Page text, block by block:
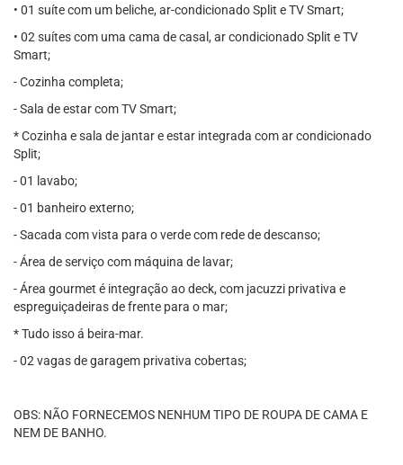
• 01 suíte com um beliche, ar-condicionado Split e TV Smart;
• 02 suítes com uma cama de casal, ar condicionado Split e TV
Smart;
- Cozinha completa;
- Sala de estar com TV Smart;
* Cozinha e sala de jantar e estar integrada com ar condicionado
Split;
- 01 lavabo;
- 01 banheiro externo;
- Sacada com vista para o verde com rede de descanso;
- Área de serviço com máquina de lavar;
- Área gourmet é integração ao deck, com jacuzzi privativa e
espreguiçadeiras de frente para o mar;
* Tudo isso á beira-mar.
- 02 vagas de garagem privativa cobertas;
OBS: NÃO FORNECEMOS NENHUM TIPO DE ROUPA DE CAMA E
NEM DE BANHO.